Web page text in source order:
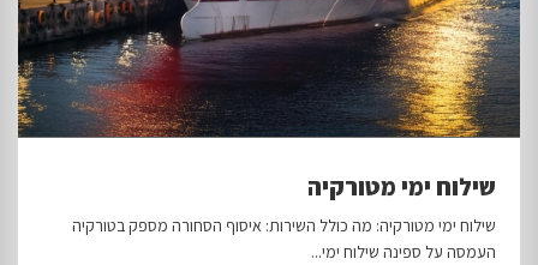
שילוח ימי מטורקיה
שילוח ימי מטורקיה: מה כולל השירות: איסוף הסחורה מספק בטורקיה
העמסה על ספינה שילוח ימי...